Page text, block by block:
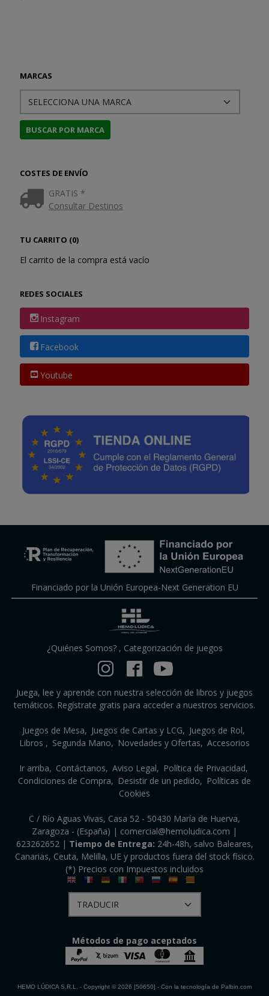
MARCAS
COSTES DE ENVÍO
GRATIS *
Consultar Destinos
TU CARRITO (0)
El carrito de la compra está vacío
REDES SOCIALES
Instagram
Facebook
Youtube
Financiado por la Unión Europea-Next Generation EU
¿Quiénes Somos?, Categorización de juegos
Juega, lee y aprende con nuestra selección de libros y juegos
temáticos. Regístrate gratis para acceder a nuestros servicios.
Juegos de Mesa Juegos de Cartas y LCG
Juegos de Rol
Libros
Segunda Mano Novedades y Ofertas Accesorios
Ir arriba Contáctanos Aviso Legal
Política de Privacidad
Condiciones de Compra
Desistir de un pedido
Políticas de
Cookies
C / Río Aguas Vivas, Casa 52 - 50430 María de Huerva,
Zaragoza - (España) | comercial@hemoludica.com |
623262652| Tiempo de Entrega: 24h-48h, salvo Baleares,
Canarias, Ceuta, Melilla, UE y productos fuera del stock físico.
(*) Precios con Impuestos incluidos
Métodos de pago aceptados
HEMO LÚDICA S.R.L. - Copyright © 2026 [50650] - Con la tecnología de Palbin.com